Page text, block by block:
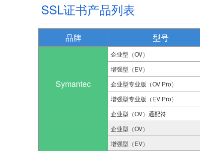
SSL证书产品列表
品牌 型号
Symantec
企业型（OV）
增强型（EV）
企业型专业版（OV Pro）
增强型专业版（EV Pro）
企业型（OV）通配符
企业型（OV）
增强型（EV）